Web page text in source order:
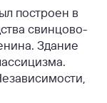
построен в
свинцово-
Здание